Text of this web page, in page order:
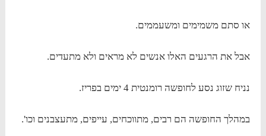
או סתם משמימים ומשעממים.
אבל את הרגעים האלו אנשים לא מראים ולא מתעדים.
נניח שזוג נסע לחופשה רומנטית 4 ימים בפריז.
במהלך החופשה הם רבים, מתווכחים, עייפים, מתעצבנים וכו'.